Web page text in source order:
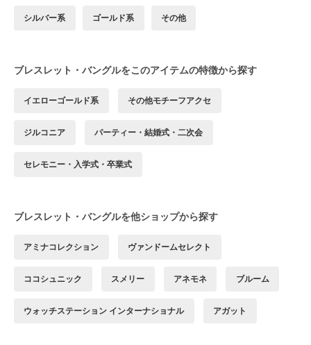
シルバー系 ゴールド系 その他
ブレスレット・バングルをこのアイテムの特徴から探す
イエローゴールド系 その他モチーフアクセ
ジルコニア パーティー・結婚式・二次会
セレモニー・入学式・卒業式
ブレスレット・バングルを他ショップから探す
アミナコレクション ヴァンドームセレクト
ココシュニック スメリー アネモネ ブルーム
ウォッチステーション インターナショナル アガット